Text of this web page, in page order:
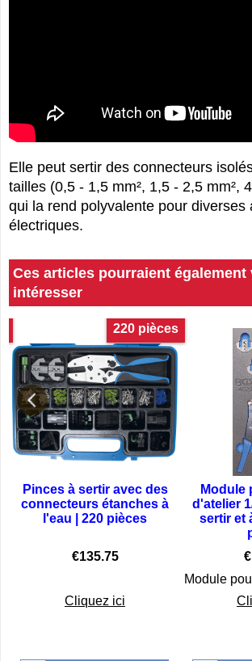
Elle peut sertir des connecteurs
tailles (0,5 - 1,5 mm², 1,5 - 2,5 mm²,
qui la rend polyvalente pour diverses
électriques.
Ces articles pourraient également
intéresser
220 pièces
Pinces à sertir avec des
connecteurs étanches à
l'eau | 220 pièces
€135.75
Cliquez ici
Module
d'atelier
sertir et
€